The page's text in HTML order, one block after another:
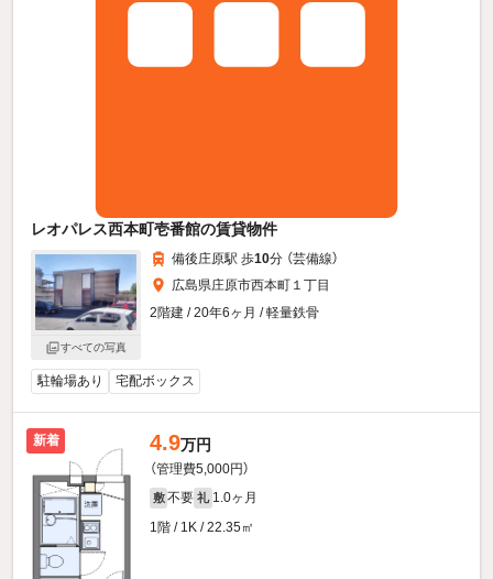
レオパレス西本町壱番館の賃貸物件
すべての写真
備後庄原駅 歩10分 （芸備線）
広島県庄原市西本町１丁目
2階建 / 20年6ヶ月 / 軽量鉄骨
駐輪場あり 宅配ボックス
新着 4.9万円
（管理費5,000円）
敷 不要 礼 1.0ヶ月
1階 / 1K / 22.35㎡